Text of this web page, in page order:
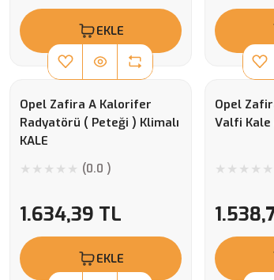
EKLE
Opel Zafira A Kalorifer
Radyatörü ( Peteği ) Klimalı
KALE
(0.0 )
1.634,39 TL
EKLE
Opel
Valfi Kale